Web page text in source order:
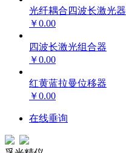
光纤耦合四波长激光器
￥0.00
四波长激光组合器
￥0.00
红黄蓝拉曼位移器
￥0.00
在线垂询